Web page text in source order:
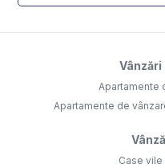
Apartamente
Apartamente de
Case vile